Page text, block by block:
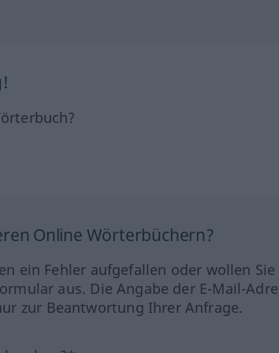
Online Wörterbüchern?
ein Fehler aufgefallen oder wollen
aus. Die Angabe der E-Mail-
zur Beantwortung Ihrer Anfrage.